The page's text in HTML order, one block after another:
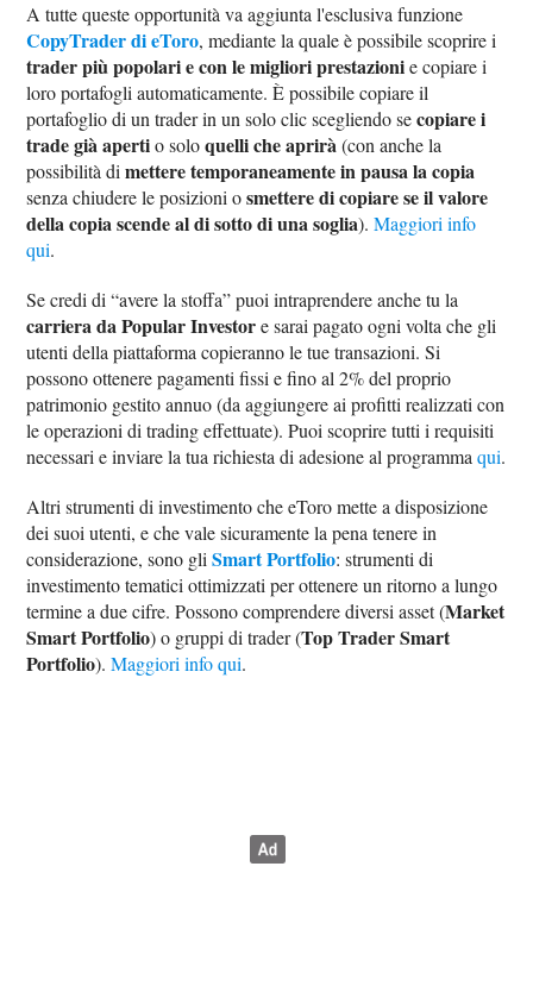
A tutte queste opportunità va aggiunta l'esclusiva funzione
CopyTrader di eToro, mediante la quale è possibile scoprire i
trader più popolari e con le migliori prestazionie copiare i
loro portafogli automaticamente. È possibile copiare il
portafoglio di un trader in un solo clic scegliendo secopiare i
trade già apertio soloquelli che aprirà(con anche la
possibilità dimettere temporaneamente in pausa la copia
senza chiudere le posizioni osmettere di copiare se il valore
della copia scende al di sotto di una soglia).Maggiori info
qui.
Se credi di “avere la stoffa” puoi intraprendere anche tu la
carriera da Popular Investore sarai pagato ogni volta che gli
utenti della piattaforma copieranno le tue transazioni. Si
possono ottenere pagamenti fissi e fino al 2% del proprio
patrimonio gestito annuo (da aggiungere ai profitti realizzati con
le operazioni di trading effettuate). Puoi scoprire tutti i requisiti
necessari e inviare la tua richiesta di adesione al programmaqui.
Altri strumenti di investimento che eToro mette a disposizione
dei suoi utenti, e che vale sicuramente la pena tenere in
considerazione, sono gliSmart Portfolio: strumenti di
investimento tematici ottimizzati per ottenere un ritorno a lungo
termine a due cifre. Possono comprendere diversi asset (Market
Smart Portfolio) o gruppi di trader (Top Trader Smart
Portfolio).Maggiori info qui.